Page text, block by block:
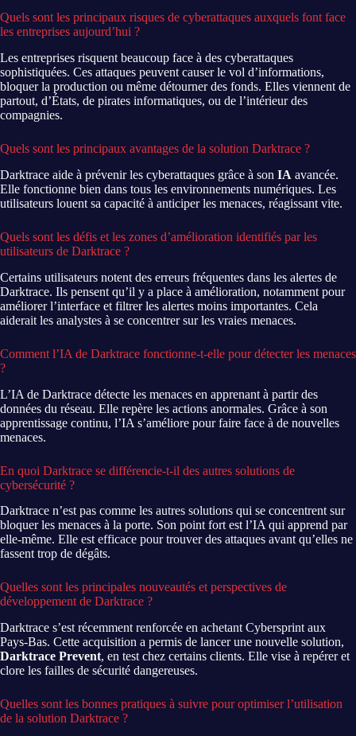
Quels sont les principaux risques de cyberattaques auxquels font face
les entreprises aujourd’hui ?
Les entreprises risquent beaucoup face à des cyberattaques
sophistiquées. Ces attaques peuvent causer le vol d’informations,
bloquer la production ou même détourner des fonds. Elles viennent de
partout, d’États, de pirates informatiques, ou de l’intérieur des
compagnies.
Quels sont les principaux avantages de la solution Darktrace ?
Darktrace aide à prévenir les cyberattaques grâce à son IA avancée.
Elle fonctionne bien dans tous les environnements numériques. Les
utilisateurs louent sa capacité à anticiper les menaces, réagissant vite.
Quels sont les défis et les zones d’amélioration identifiés par les
utilisateurs de Darktrace ?
Certains utilisateurs notent des erreurs fréquentes dans les alertes de
Darktrace. Ils pensent qu’il y a place à amélioration, notamment pour
améliorer l’interface et filtrer les alertes moins importantes. Cela
aiderait les analystes à se concentrer sur les vraies menaces.
Comment l’IA de Darktrace fonctionne-t-elle pour détecter les menaces
?
L’IA de Darktrace détecte les menaces en apprenant à partir des
données du réseau. Elle repère les actions anormales. Grâce à son
apprentissage continu, l’IA s’améliore pour faire face à de nouvelles
menaces.
En quoi Darktrace se différencie-t-il des autres solutions de
cybersécurité ?
Darktrace n’est pas comme les autres solutions qui se concentrent sur
bloquer les menaces à la porte. Son point fort est l’IA qui apprend par
elle-même. Elle est efficace pour trouver des attaques avant qu’elles ne
fassent trop de dégâts.
Quelles sont les principales nouveautés et perspectives de
développement de Darktrace ?
Darktrace s’est récemment renforcée en achetant Cybersprint aux
Pays-Bas. Cette acquisition a permis de lancer une nouvelle solution,
Darktrace Prevent, en test chez certains clients. Elle vise à repérer et
clore les failles de sécurité dangereuses.
Quelles sont les bonnes pratiques à suivre pour optimiser l’utilisation
de la solution Darktrace ?